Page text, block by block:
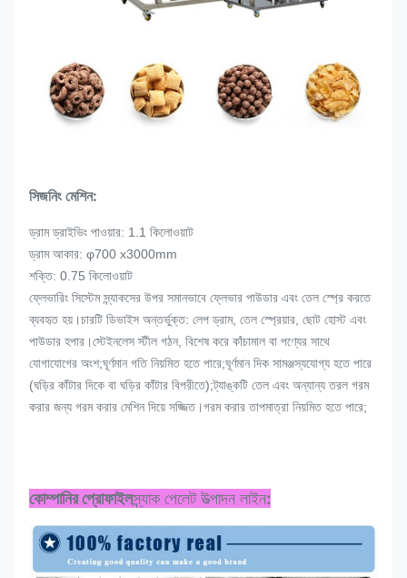
সিজনিং মেশিন:
ড্রাম ড্রাইভিং পাওয়ার: 1.1 কিলোওয়াট
ড্রাম আকার: φ700 x3000mm
শক্তি: 0.75 কিলোওয়াট
ফ্লেভারিং সিস্টেম স্ন্যাকসের উপর সমানভাবে ফ্লেভার পাউডার এবং তেল স্প্রে করতে
ব্যবহৃত হয়।চারটি ডিভাইস অন্তর্ভুক্ত: লেপ ড্রাম, তেল স্প্রেয়ার, ছোট হোস্ট এবং
পাউডার হপার।স্টেইনলেস স্টীল গঠন, বিশেষ করে কাঁচামাল বা পণ্যের সাথে
যোগাযোগের অংশ;ঘূর্ণমান গতি নিয়মিত হতে পারে;ঘূর্ণমান দিক সামঞ্জস্যযোগ্য হতে পারে
(ঘড়ির কাঁটার দিকে বা ঘড়ির কাঁটার বিপরীতে);ট্যাঙ্কটি তেল এবং অন্যান্য তরল গরম
করার জন্য গরম করার মেশিন দিয়ে সজ্জিত।গরম করার তাপমাত্রা নিয়মিত হতে পারে;
কোম্পানির প্রোফাইলস্ন্যাক পেলেট উত্পাদন লাইন: